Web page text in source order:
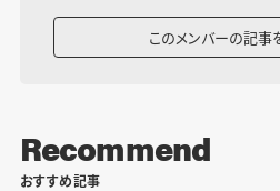
このメンバーの記事
Recommend
おすすめ記事